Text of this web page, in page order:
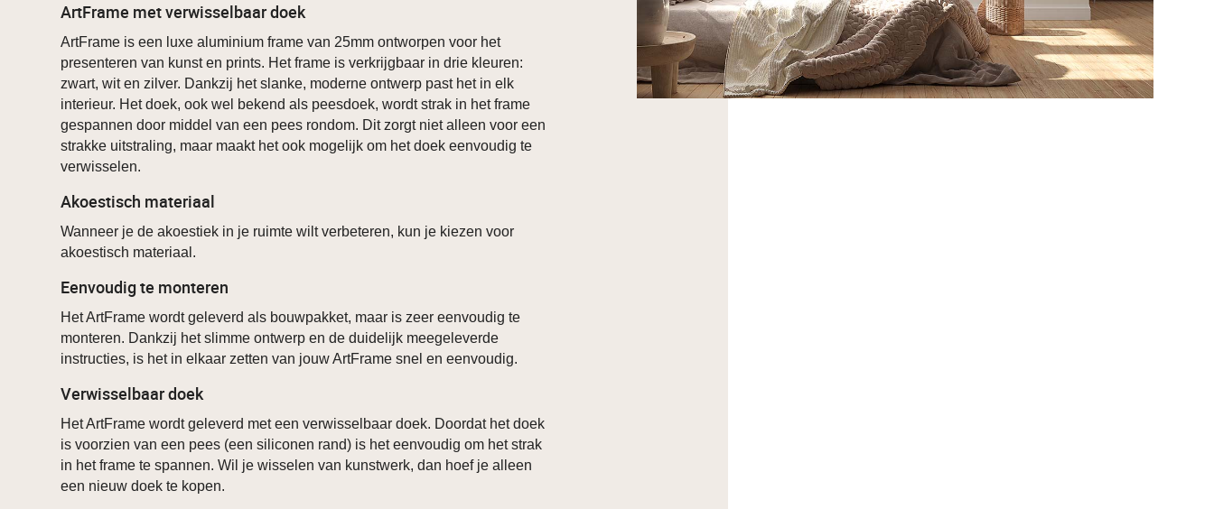
ArtFrame met verwisselbaar doek
ArtFrame is een luxe aluminium frame van 25mm ontworpen voor het
presenteren van kunst en prints. Het frame is verkrijgbaar in drie kleuren:
zwart, wit en zilver. Dankzij het slanke, moderne ontwerp past het in elk
interieur. Het doek, ook wel bekend als peesdoek, wordt strak in het frame
gespannen door middel van een pees rondom. Dit zorgt niet alleen voor een
strakke uitstraling, maar maakt het ook mogelijk om het doek eenvoudig te
verwisselen.
Akoestisch materiaal
Wanneer je de akoestiek in je ruimte wilt verbeteren, kun je kiezen voor
akoestisch materiaal.
Eenvoudig te monteren
Het ArtFrame wordt geleverd als bouwpakket, maar is zeer eenvoudig te
monteren. Dankzij het slimme ontwerp en de duidelijk meegeleverde
instructies, is het in elkaar zetten van jouw ArtFrame snel en eenvoudig.
Verwisselbaar doek
Het ArtFrame wordt geleverd met een verwisselbaar doek. Doordat het doek
is voorzien van een pees (een siliconen rand) is het eenvoudig om het strak
in het frame te spannen. Wil je wisselen van kunstwerk, dan hoef je alleen
een nieuw doek te kopen.